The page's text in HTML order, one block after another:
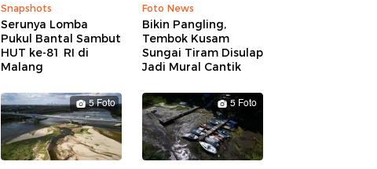
Snapshots
Serunya Lomba
Pukul Bantal Sambut
HUT ke-81 RI di
Malang
Foto News
Bikin Pangling,
Tembok Kusam
Sungai Tiram Disulap
Jadi Mural Cantik
5 Foto 5 Foto